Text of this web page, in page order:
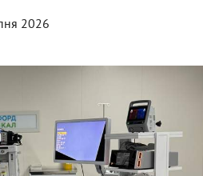
2026